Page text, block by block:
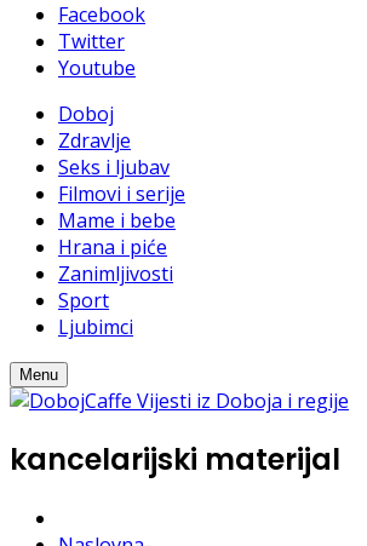
Facebook
Twitter
Youtube
Doboj
Zdravlje
Seks i ljubav
Filmovi i serije
Mame i bebe
Hrana i piće
Zanimljivosti
Sport
Ljubimci
Menu
kancelarijski materijal